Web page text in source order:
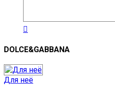
DOLCE&GABBANA
Для неё